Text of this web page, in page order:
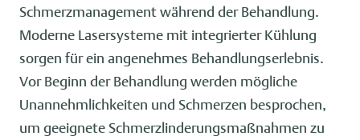
Schmerzmanagement während der Behandlung.
Moderne Lasersysteme mit integrierter Kühlung
sorgen für ein angenehmes Behandlungserlebnis.
Vor Beginn der Behandlung werden mögliche
Unannehmlichkeiten und Schmerzen besprochen,
um geeignete Schmerzlinderungsmaßnahmen zu